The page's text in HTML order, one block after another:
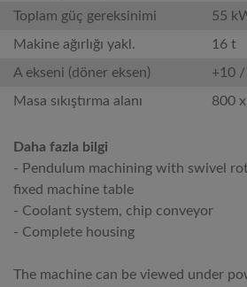
Toplam güç gereksinimi
55
Makine ağırlığı yakl.
16 t
A ekseni (döner eksen)
+10 /
Masa sıkıştırma alanı
800
Daha fazla bilgi
- Pendulum machining with swivel
fixed machine table
- Coolant system, chip conveyor
- Complete housing
The machine can be viewed under